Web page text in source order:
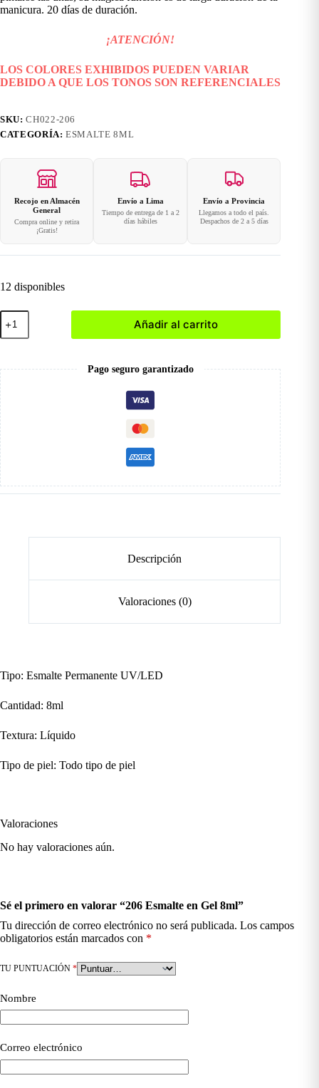
S/9.00.
S/8.10.
manicura. 20 días de duración.
¡ATENCIÓN!
LOS COLORES EXHIBIDOS PUEDEN VARIAR
DEBIDO A QUE LOS TONOS SON REFERENCIALES
SKU:CH022-206
CATEGORÍA:ESMALTE 8ML
Recojo en Almacén
General
Compra online y retira
¡Gratis!
Envío a Lima
Tiempo de entrega de 1 a 2
días hábiles
Envío a Provincia
Llegamos a todo el país.
Despachos de 2 a 5 días
12 disponibles
206
Esmalte
en
cantidad
Añadir al carrito
Pago seguro garantizado
Descripción
Valoraciones (0)
Tipo: Esmalte Permanente UV/LED
Cantidad: 8ml
Textura: Líquido
Tipo de piel: Todo tipo de piel
Valoraciones
No hay valoraciones aún.
Sé el primero en valorar “206 Esmalte en Gel 8ml”
Tu dirección de correo electrónico no será publicada. Los campos
obligatorios están marcados con *
TU PUNTUACIÓN *
Nombre
Correo electrónico